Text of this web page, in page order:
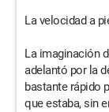
La velocidad a
La imaginación
adelantó por la
bastante rápido
que estaba, sin